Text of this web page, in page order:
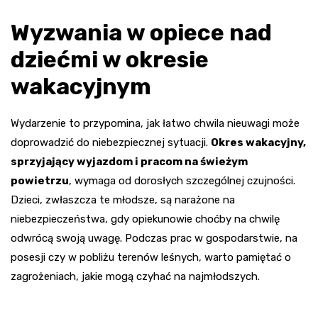
Wyzwania w opiece nad
dziećmi w okresie
wakacyjnym
Wydarzenie to przypomina, jak łatwo chwila nieuwagi może
doprowadzić do niebezpiecznej sytuacji. Okres wakacyjny,
sprzyjający wyjazdom i pracom na świeżym
powietrzu, wymaga od dorosłych szczególnej czujności.
Dzieci, zwłaszcza te młodsze, są narażone na
niebezpieczeństwa, gdy opiekunowie choćby na chwilę
odwrócą swoją uwagę. Podczas prac w gospodarstwie, na
posesji czy w pobliżu terenów leśnych, warto pamiętać o
zagrożeniach, jakie mogą czyhać na najmłodszych.